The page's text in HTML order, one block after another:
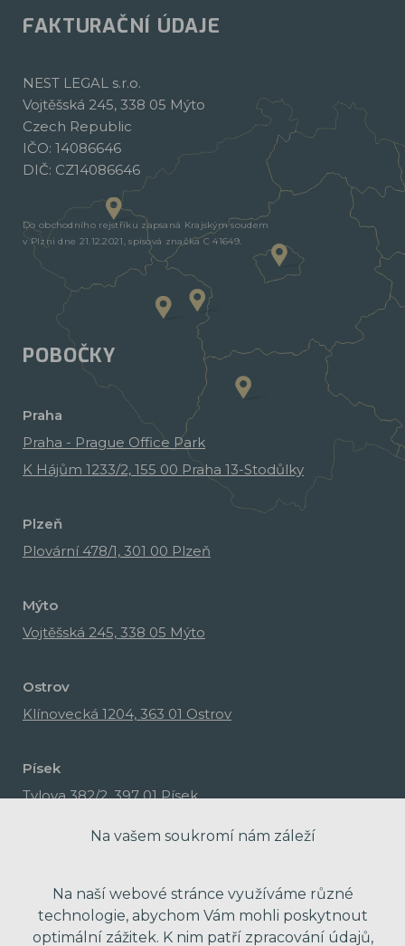
FAKTURAČNÍ ÚDAJE
NEST LEGAL s.r.o.
Vojtěšská 245, 338 05 Mýto
Czech Republic
IČO: 14086646
DIČ: CZ14086646
Do obchodního rejstříku zapsaná Krajským soudem
v Plzni dne 21.12.2021, spisová značka C 41649.
POBOČKY
Praha
Praha - Prague Office Park
K Hájům 1233/2, 155 00 Praha 13-Stodůlky
Plzeň
Plovární 478/1, 301 00 Plzeň
Mýto
Vojtěšská 245, 338 05 Mýto
Ostrov
Klínovecká 1204, 363 01 Ostrov
Písek
Tylova 382/2, 397 01 Písek
Na vašem soukromí nám záleží
Na naší webové stránce využíváme různé
technologie, abychom Vám mohli poskytnout
optimální zážitek. K nim patří zpracování údajů,